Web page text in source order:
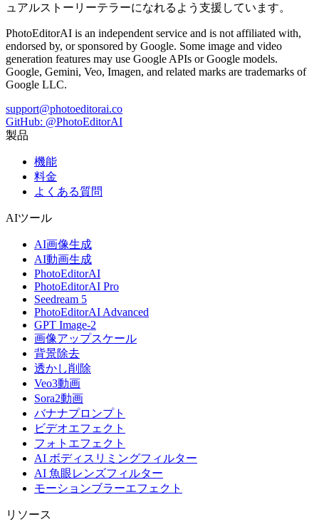
ュアルストーリーテラーになれるよう支援しています。
PhotoEditorAI is an independent service and is not affiliated with,
endorsed by, or sponsored by Google. Some image and video
generation features may use Google APIs or Google models.
Google, Gemini, Veo, Imagen, and related marks are trademarks of
Google LLC.
support@photoeditorai.co
GitHub: @PhotoEditorAI
製品
機能
料金
よくある質問
AIツール
AI画像生成
AI動画生成
PhotoEditorAI
PhotoEditorAI Pro
Seedream 5
PhotoEditorAI Advanced
GPT Image-2
画像アップスケール
背景除去
透かし削除
Veo3動画
Sora2動画
バナナプロンプト
ビデオエフェクト
フォトエフェクト
AI ボディスリミングフィルター
AI 魚眼レンズフィルター
モーションブラーエフェクト
リソース